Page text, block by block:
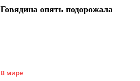
Говядина опять подорожала
В мире